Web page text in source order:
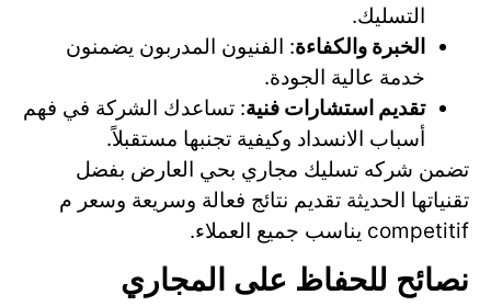
التسليك.
الخبرة والكفاءة: الفنيون المدربون يضمنون
خدمة عالية الجودة.
تقديم استشارات فنية: تساعدك الشركة في فهم
أسباب الانسداد وكيفية تجنبها مستقبلاً.
تضمن شركه تسليك مجاري بحي العارض بفضل
تقنياتها الحديثة تقديم نتائج فعالة وسريعة وسعر م
competitif يناسب جميع العملاء.
نصائح للحفاظ على المجاري